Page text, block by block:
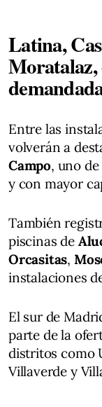
Latina,
Moratalaz,
Entre las
volverán a
Campo, uno
y con mayor
También
piscinas de
Orcasitas,
instalaciones
El sur de
parte de la
distritos como
Villaverde y